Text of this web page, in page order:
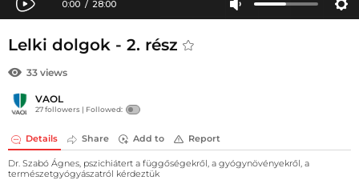
Lelki dolgok - 2. rész
33 views
VAOL
27 followers | Followed:
Details Share Add to Report
Dr. Szabó Ágnes, pszichiátert a függőségekről, a gyógynövényekről, a
természetgyógyászatról kérdeztük